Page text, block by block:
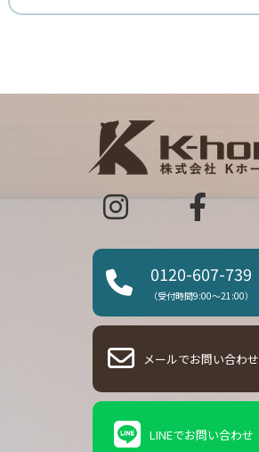
0120-607-739
（受付時間9:00～21:00）
メールでお問い合わせ
LINEでお問い合わせ